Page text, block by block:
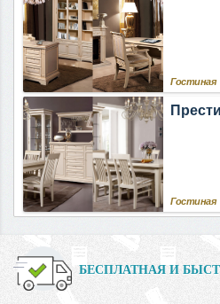
Гостиная
Гостиная
БЕСПЛАТНАЯ И